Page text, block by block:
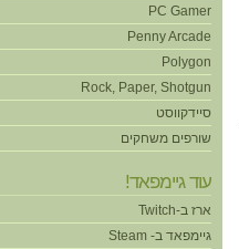
PC Gamer
Penny Arcade
Polygon
Rock, Paper, Shotgun
סיידקווסט
שורפים משחקים
עוד גיימפאד!
ארז ב-Twitch
גיימפאד ב- Steam